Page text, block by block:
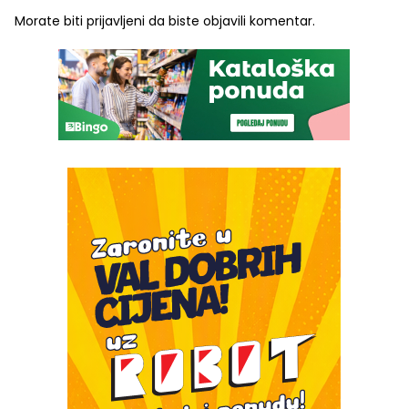
Morate biti prijavljeni da biste objavili komentar.